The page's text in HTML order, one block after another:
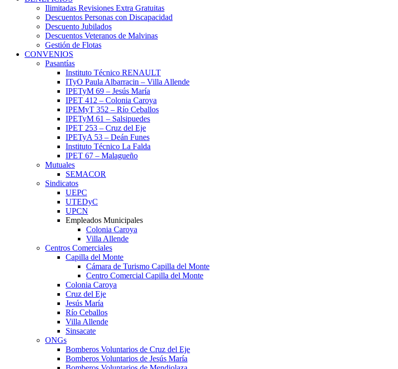
Ilimitadas Revisiones Extra Gratuitas
Descuentos Personas con Discapacidad
Descuento Jubilados
Descuentos Veteranos de Malvinas
Gestión de Flotas
CONVENIOS
Pasantías
Instituto Técnico RENAULT
ITyO Paula Albarracin – Villa Allende
IPETyM 69 – Jesús María
IPET 412 – Colonia Caroya
IPEMyT 352 – Río Ceballos
IPETyM 61 – Salsipuedes
IPET 253 – Cruz del Eje
IPETyA 53 – Deán Funes
Instituto Técnico La Falda
IPET 67 – Malagueño
Mutuales
SEMACOR
Sindicatos
UEPC
UTEDyC
UPCN
Empleados Municipales
Colonia Caroya
Villa Allende
Centros Comerciales
Capilla del Monte
Cámara de Turismo Capilla del Monte
Centro Comercial Capilla del Monte
Colonia Caroya
Cruz del Eje
Jesús María
Río Ceballos
Villa Allende
Sinsacate
ONGs
Bomberos Voluntarios de Cruz del Eje
Bomberos Voluntarios de Jesús María